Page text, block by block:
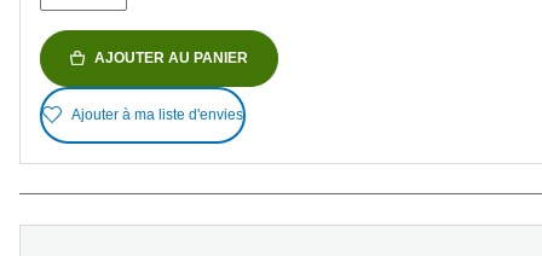
AJOUTER AU PANIER
Ajouter à ma liste d'envies